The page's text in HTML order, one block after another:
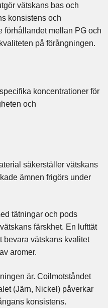
vätskans bas och
konsistens och
förhållandet mellan PG och
på förångningen.
koncentrationer för
och
säkerställer vätskans
ämnen frigörs under
tätningar och pods
färskhet. En lufttät
bevara vätskans kvalitet
aromer.
är. Coilmotståndet
(Järn, Nickel) påverkar
konsistens.